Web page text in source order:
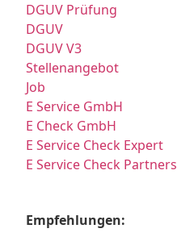
DGUV Prüfung
DGUV
DGUV V3
Stellenangebot
Job
E Service GmbH
E Check GmbH
E Service Check Expert
E Service Check Partners
Empfehlungen: